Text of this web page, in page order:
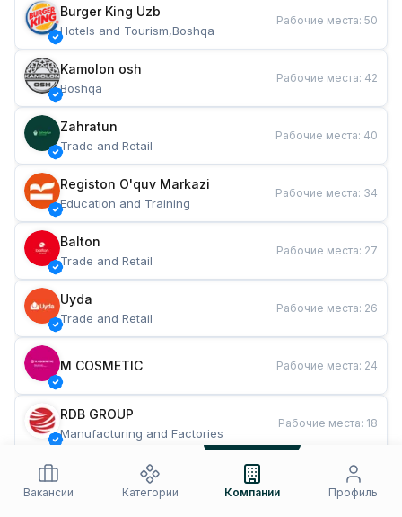
Burger King Uzb
Hotels and Tourism,Boshqa
Рабочие места: 50
Kamolon osh
Boshqa
Рабочие места: 42
Zahratun
Trade and Retail
Рабочие места: 40
Registon O'quv Markazi
Education and Training
Рабочие места: 34
Balton
Trade and Retail
Рабочие места: 27
Uyda
Trade and Retail
Рабочие места: 26
M COSMETIC Рабочие места: 24
RDB GROUP
Manufacturing and Factories
Рабочие места: 18
Restaurants and Fast Food
Рабочие места
Вакансии
Категории Компании Профиль